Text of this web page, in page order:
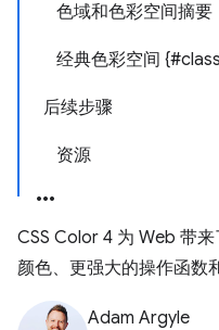
色域和色彩空间摘要
经典色彩空间
后续步骤
资源
CSS Color 4 为 Web 带
颜色、更强大的操作函数
Adam Argyle